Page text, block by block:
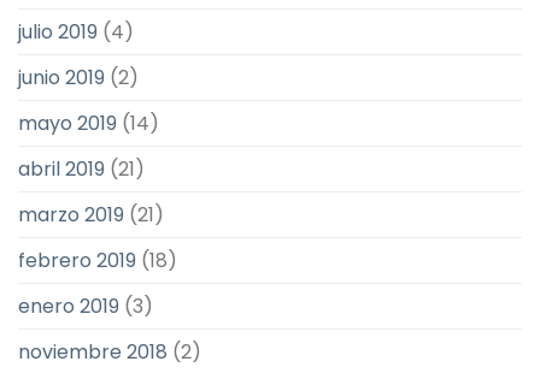
julio 2019 (4)
junio 2019 (2)
mayo 2019 (14)
abril 2019 (21)
marzo 2019 (21)
febrero 2019 (18)
enero 2019 (3)
noviembre 2018 (2)